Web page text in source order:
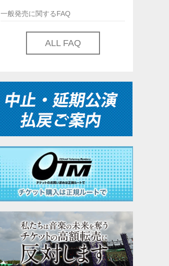
一般発売に関するFAQ
ALL FAQ